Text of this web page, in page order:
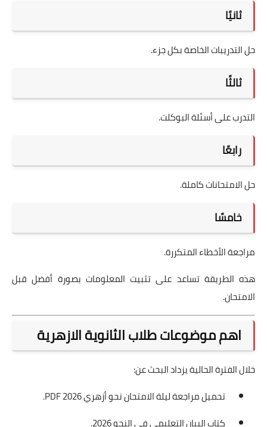
ثانيًا
حل التدريبات الخاصة بكل جزء.
ثالثًا
التدرب على أسئلة البوكلت.
رابعًا
حل الامتحانات كاملة.
خامسًا
مراجعة الأخطاء المتكررة.
هذه الطريقة تساعد على تثبيت المعلومات بصورة أفضل قبل
الامتحان.
اهم موضوعات طلاب الثانوية الازهرية
خلال الفترة الحالية يزداد البحث عن:
تحميل مراجعة ليلة الامتحان نحو أزهري 2026 PDF.
كتاب البيان التعليمي في النحو 2026.